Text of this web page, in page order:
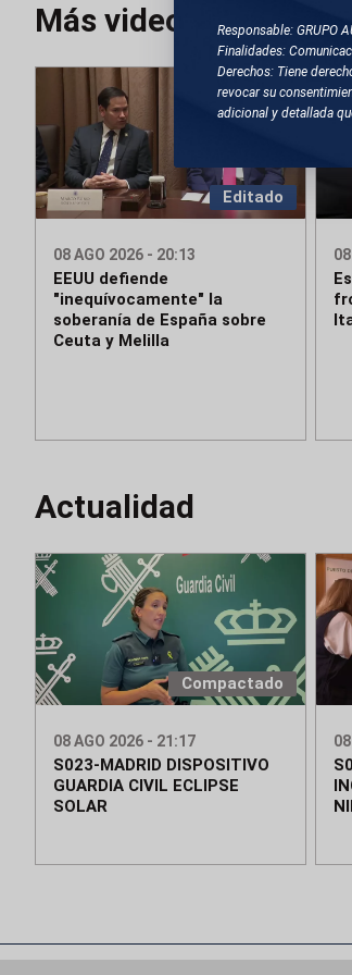
Responsable: GRUPO
Finalidades:
Derechos: Tiene
revocar su
adicional y detallada
Más videos
Editado
08 AGO 2026 - 20:13
EEUU defiende
"inequívocamente" la
soberanía de España sobre
Ceuta y Melilla
Actualidad
Compactado
08 AGO 2026 - 21:17
S023-MADRID DISPOSITIVO
GUARDIA CIVIL ECLIPSE
SOLAR